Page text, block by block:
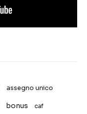
assegno unico
bonus caf